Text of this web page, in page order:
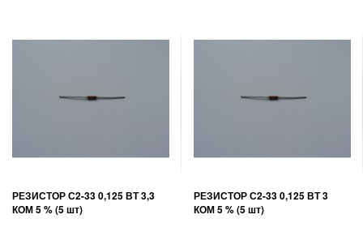
РЕЗИСТОР С2-33 0,125 ВТ 3,3
КОМ 5 % (5 шт)
РЕЗИСТОР С2-33 0,125 ВТ 3
КОМ 5 % (5 шт)